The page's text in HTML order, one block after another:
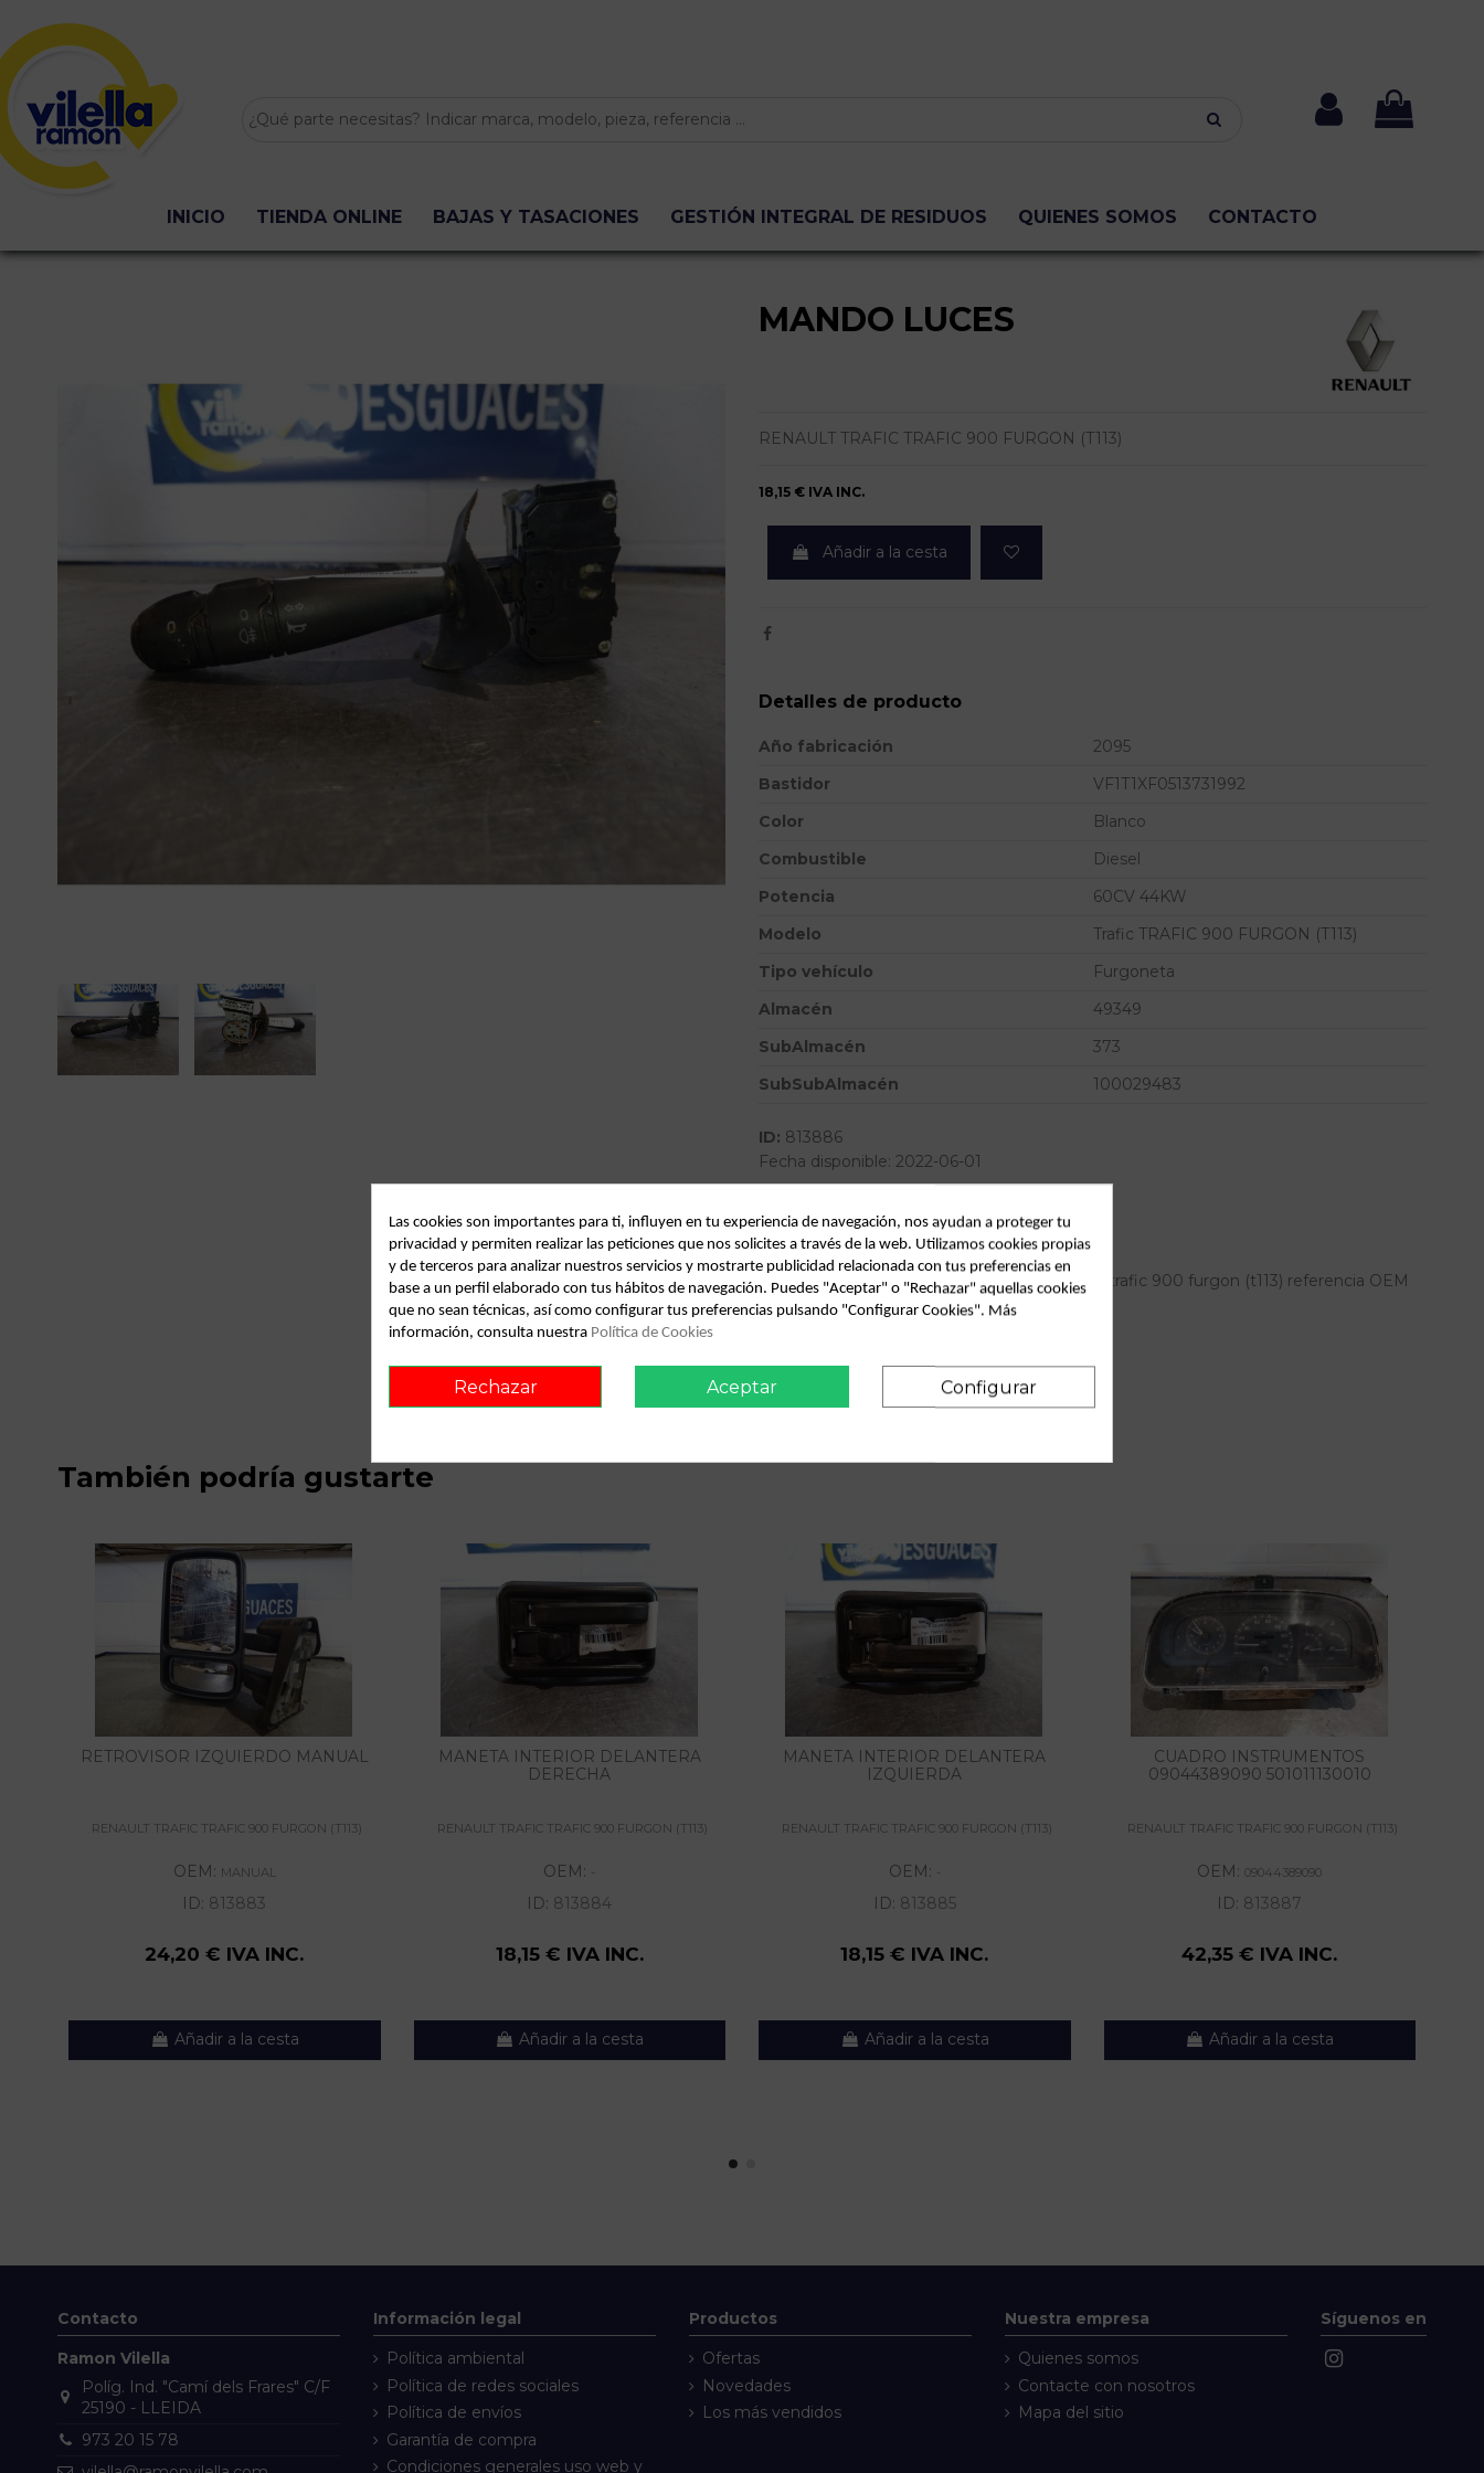
INICIO TIENDA ONLINE BAJAS Y TASACIONES GESTIÓN INTEGRAL DE RESIDUOS QUIENES SOMOS CONTACTO
MANDO LUCES
RENAULT TRAFIC TRAFIC 900 FURGON (T113)
18,15 € IVA INC.
Añadir a la cesta
Detalles de producto
Año fabricación
2095
Bastidor
VF1T1XF0513731992
Color
Blanco
Combustible
Diesel
Potencia
60CV 44KW
Modelo
Trafic TRAFIC 900 FURGON (T113)
Tipo vehículo
Furgoneta
Almacén
49349
SubAlmacén
373
SubSubAlmacén
100029483
ID: 813886
Fecha disponible: 2022-06-01
Descripción
Recambio de mando luces para renault trafic trafic 900 furgon (t113) referencia OEM
También podría gustarte
RETROVISOR IZQUIERDO MANUAL
RENAULT TRAFIC TRAFIC 900 FURGON (T113)
OEM: MANUAL
ID: 813883
24,20 € IVA INC.
Añadir a la cesta
MANETA INTERIOR DELANTERA
DERECHA
RENAULT TRAFIC TRAFIC 900 FURGON (T113)
OEM: -
ID: 813884
18,15 € IVA INC.
Añadir a la cesta
MANETA INTERIOR DELANTERA
IZQUIERDA
RENAULT TRAFIC TRAFIC 900 FURGON (T113)
OEM: -
ID: 813885
18,15 € IVA INC.
Añadir a la cesta
CUADRO INSTRUMENTOS
09044389090 501011130010
RENAULT TRAFIC TRAFIC 900 FURGON (T113)
OEM:09044389090
ID: 813887
42,35 € IVA INC.
Añadir a la cesta
Contacto
Ramon Vilella
Políg. Ind. "Camí dels Frares" C/F
25190 - LLEIDA
973 20 15 78
Información legal
Política ambiental
Política de redes sociales
Política de envíos
Garantía de compra
Condiciones generales uso web y
Productos
Ofertas
Novedades
Los más vendidos
Nuestra empresa
Quienes somos
Contacte con nosotros
Mapa del sitio
Síguenos en
Las cookies son importantes para ti, influyen en tu experiencia de navegación, nos ayudan a proteger tu
privacidad y permiten realizar las peticiones que nos solicites a través de la web. Utilizamos cookies propias
y de terceros para analizar nuestros servicios y mostrarte publicidad relacionada con tus preferencias en
base a un perfil elaborado con tus hábitos de navegación. Puedes "Aceptar" o "Rechazar" aquellas cookies
que no sean técnicas, así como configurar tus preferencias pulsando "Configurar Cookies". Más
información, consulta nuestra Política de Cookies
Rechazar Aceptar Configurar